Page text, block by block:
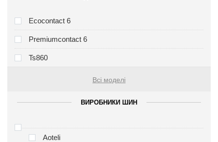
Ecocontact 6
Premiumcontact 6
Ts860
Всі моделі
ВИРОБНИКИ ШИН
Aoteli